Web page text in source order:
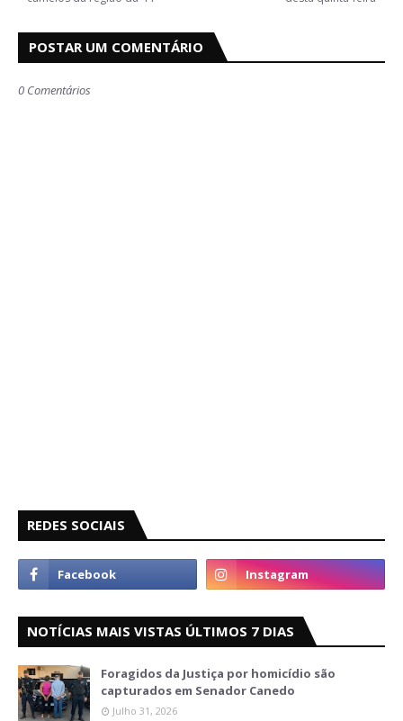
POSTAR UM COMENTÁRIO
0 Comentários
REDES SOCIAIS
NOTÍCIAS MAIS VISTAS ÚLTIMOS 7 DIAS
Foragidos da Justiça por homicídio são
capturados em Senador Canedo
Julho 31, 2026